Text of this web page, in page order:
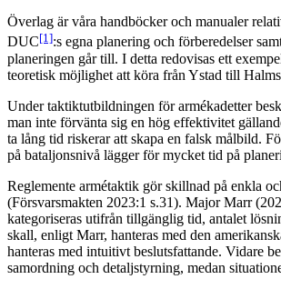
Överlag är våra handböcker och manualer
DUC[1]:s egna planering och förberedelser
planeringen går till. I detta redovisas ett
teoretisk möjlighet att köra från Ystad till
Under taktiktutbildningen för armékadetter
man inte förvänta sig en hög effektivitet
ta lång tid riskerar att skapa en falsk målbild.
på bataljonsnivå lägger för mycket tid på
Reglemente armétaktik gör skillnad på enkla
(Försvarsmakten 2023:1 s.31). Major Marr
kategoriseras utifrån tillgänglig tid, antalet
skall, enligt Marr, hanteras med den
hanteras med intuitivt beslutsfattande. Vidare
samordning och detaljstyrning, medan